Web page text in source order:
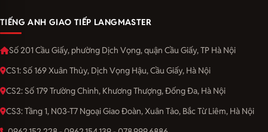
TIẾNG ANH GIAO TIẾP LANGMASTER
Số 201 Cầu Giấy, phường Dịch Vọng, quận Cầu Giấy, TP Hà Nội
CS1: Số 169 Xuân Thủy, Dịch Vọng Hậu, Cầu Giấy, Hà Nội
CS2: Số 179 Trường Chinh, Khương Thượng, Đống Đa, Hà Nội
CS3: Tầng 1, N03-T7 Ngoại Giao Đoàn, Xuân Tảo, Bắc Từ Liêm, Hà Nội